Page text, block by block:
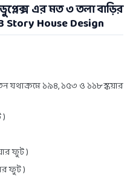
এর মত ৩ তলা বাড়ির
Story House Design
যথাক্রমে ১৯৪, ১৫৩ ও ১১৮ স্কয়ার
)
ফুট )
ফুট )